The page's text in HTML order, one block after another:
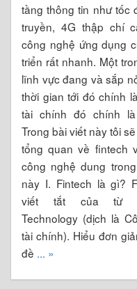
tầng thông tin như tốc
truyền, 4G thập chí
công nghệ ứng dụng
triển rất nhanh. Một
lĩnh vực đang và sắp
thời gian tới đó chính
tài chính đó chính là
Trong bài viết này tôi
tổng quan về fintech
công nghệ dung
này I. Fintech là gì?
viết tắt của từ
Technology (dịch là
tài chính). Hiểu đơn
đề ... »